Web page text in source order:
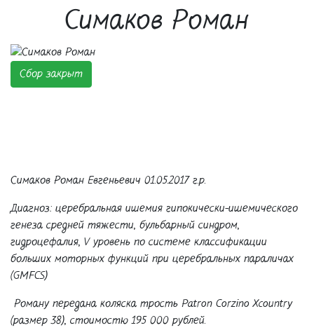
Симаков Роман
Сбор закрыт
Симаков Роман Евгеньевич 01.05.2017 г.р.
Диагноз: церебральная ишемия гипокически-ишемического
генеза средней тяжести, бульбарный синдром,
гидроцефалия, V уровень по системе классификации
больших моторных функций при церебральных параличах
(GMFCS)
Роману передана коляска трость Patron Corzino Xcountry
(размер 38), стоимостю 195 000 рублей.